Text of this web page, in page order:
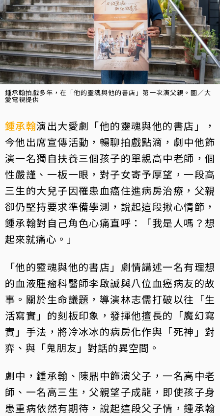
鍾承翰拍戲多年，在「他的靈魂與他的書店」第一次演父親。圖／大
愛電視提供
鍾承翰演出大愛劇「他的靈魂與他的書店」，
今他出席宣傳活動，暢聊拍戲點滴，劇中他飾
演一名獨自扶養三個孩子的單親高中老師，個
性嚴謹、一板一眼，對子女寄予厚望，一段高
三生的大兒子因罹患血癌住進病房治療，父親
卻仍堅持要求準備學測，說起這段揪心情節，
鍾承翰對自己角色心痛直呼：「我是人嗎？想
起來就痛心。」
「他的靈魂與他的書店」劇情講述一名有理想
的血液腫瘤科醫師李啟誠與八位血癌病友的故
事。關於生命議題，導演林志儒打破以往「生
活寫實」的刻板印象，發揮他擅長的「魔幻寫
實」手法，將冷冰冰的病房化作與「死神」對
弈、與「鬼朋友」對話的異空間。
劇中，鍾承翰、陳鼎中飾演父子，一名高中老
師、一名高三生，父親望子成龍，即使孩子身
患重病依然有期待，說起這段父子情，鍾承翰